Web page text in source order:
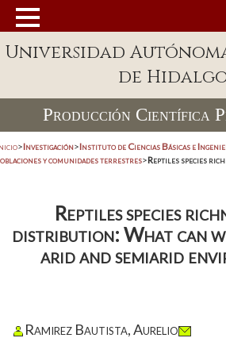
Universidad
de
Producción Científica
>Investigación>Instituto de Ciencias Básicas e
y comunidades terrestres>Reptiles species
Reptiles species
distribution: What can
arid and semiarid
Ramirez Bautista, Aurelio